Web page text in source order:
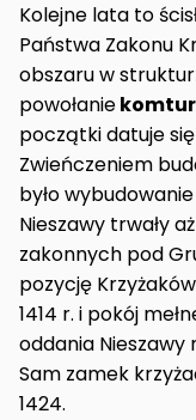
Kolejne lata to
Państwa Zakonu
obszaru w
powołanie
początki datuje się
Zwieńczeniem
było wybudowanie
Nieszawy trwały
zakonnych pod
pozycję
1414 r. i pokój
oddania Nieszawy
Sam zamek
1424.